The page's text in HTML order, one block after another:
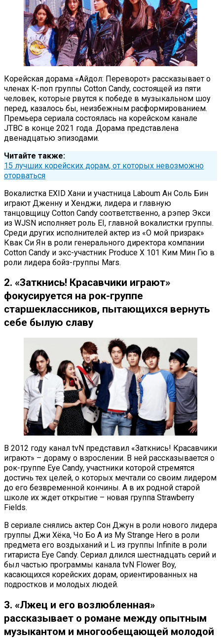
Корейская дорама «Айдол: Переворот» рассказывает о
членах К-поп группы Cotton Candy, состоящей из пяти
человек, которые рвутся к победе в музыкальном шоу
перед, казалось бы, неизбежным расформированием.
Премьера сериала состоялась на корейском канале
JTBC в конце 2021 года. Дорама представлена
двенадцатью эпизодами.
Читайте также:
15 лучших корейских дорам, от которых невозможно
оторваться
Вокалистка EXID Хани и участница Laboum Ан Соль Бин
играют Дженну и Хенджи, лидера и главную
танцовщицу Cotton Candy соответственно, а рэпер Экси
из WJSN исполняет роль EI, главной вокалистки группы.
Среди других исполнителей актер из «О мой призрак»
Квак Си Ян в роли генерального директора компании
Cotton Candy и экс-участник Produce X 101 Ким Мин Гю в
роли лидера бойз-группы Mars.
2. «Заткнись! Красавчики играют»
фокусируется на рок-группе
старшеклассников, пытающихся вернуть
себе былую славу
В 2012 году канал tvN представил «Заткнись! Красавчики
играют» – дораму о взрослении. В ней рассказывается о
рок-группе Eye Candy, участники которой стремятся
достичь тех целей, о которых мечтали со своим лидером
до его безвременной кончины. А в их родной старой
школе их ждет открытие – новая группа Strawberry
Fields.
В сериале снялись актер Сон Джун в роли нового лидера
группы Джи Хёка, Чо Бо А из My Strange Hero в роли
предмета его воздыханий и L из группы Infinite в роли
гитариста Eye Candy. Сериал длился шестнадцать серий и
был частью программы канала tvN Flower Boy,
касающихся корейских дорам, ориентированных на
подростков и молодых людей.
3. «Лжец и его возлюбленная»
рассказывает о романе между опытным
музыкантом и многообещающей молодой